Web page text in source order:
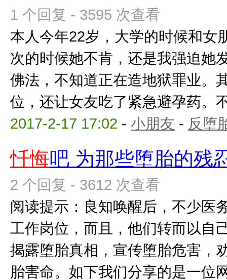
1 个回复 - 3595 次查看
本人今年22岁，大学的时候和女
次的时候她不肯，还是我强迫她
佛法，不知道正在造地狱罪业。
位，还让女友吃了紧急避孕药。
2017-2-17 17:02 - 小朋友 - 反堕
忏悔吧 为那些堕胎的残
2 个回复 - 3612 次查看
阅读提示：良知唤醒后，不少医
工作岗位，而且，他们转而以自
揭露堕胎真相，宣传堕胎危害，
胎害命。如下我们分享的是一位